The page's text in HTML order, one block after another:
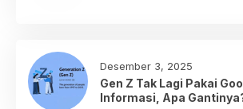
Desember 3, 2025
Gen Z Tak Lagi Pakai
Informasi, Apa